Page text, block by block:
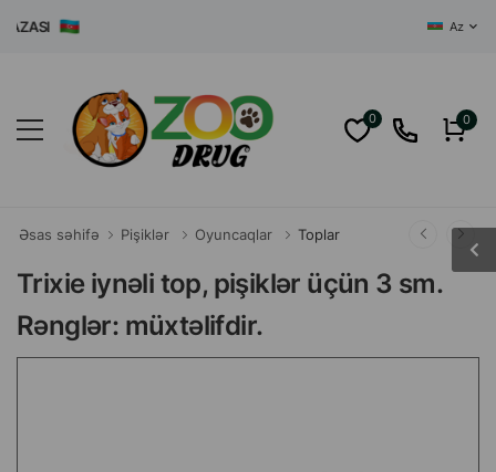
Az
0 0
Əsas səhifə Pişiklər Oyuncaqlar Toplar
Trixie iynəli top, pişiklər üçün 3 sm.
Rənglər: müxtəlifdir.